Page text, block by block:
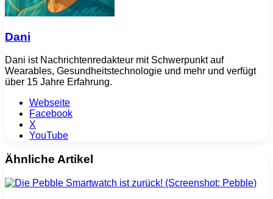
Dani
Dani ist Nachrichtenredakteur mit Schwerpunkt auf
Wearables, Gesundheitstechnologie und mehr und verfügt
über 15 Jahre Erfahrung.
Webseite
Facebook
X
YouTube
Ähnliche Artikel